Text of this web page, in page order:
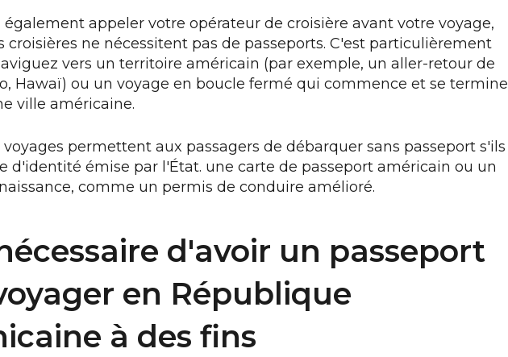
également appeler votre opérateur de croisière avant votre voyage,
croisières ne nécessitent pas de passeports. C'est particulièrement
vers un territoire américain (par exemple, un aller-retour de
Hawaï) ou un voyage en boucle fermé qui commence et se termine
ville américaine.
voyages permettent aux passagers de débarquer sans passeport s'ils
d'identité émise par l'État. une carte de passeport américain ou un
comme un permis de conduire amélioré.
d'avoir un passeport
en République
à des fins